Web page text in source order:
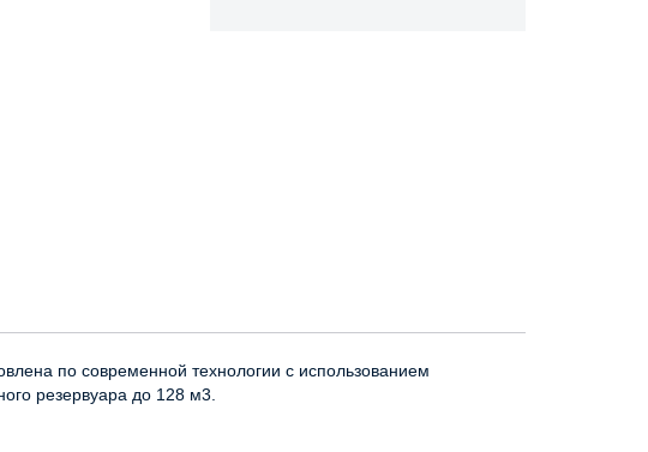
по современной технологии с использованием
резервуара до 128 м3.